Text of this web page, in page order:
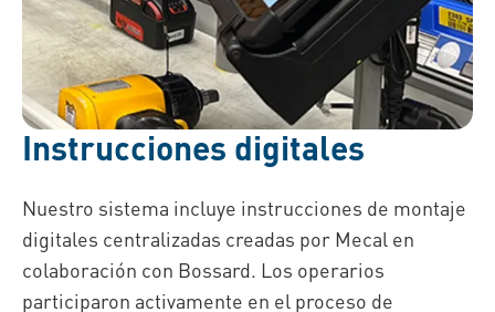
Instrucciones digitales
Nuestro sistema incluye instrucciones de montaje
digitales centralizadas creadas por Mecal en
colaboración con Bossard. Los operarios
participaron activamente en el proceso de